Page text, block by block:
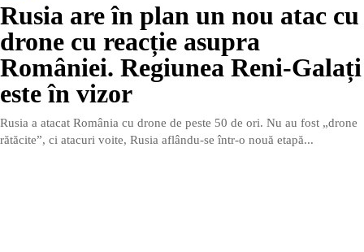
Rusia are în plan un nou atac cu
drone cu reacție asupra
României. Regiunea Reni-Galați
este în vizor
Rusia a atacat România cu drone de peste 50 de ori. Nu au fost „drone
rătăcite”, ci atacuri voite, Rusia aflându-se într-o nouă etapă...